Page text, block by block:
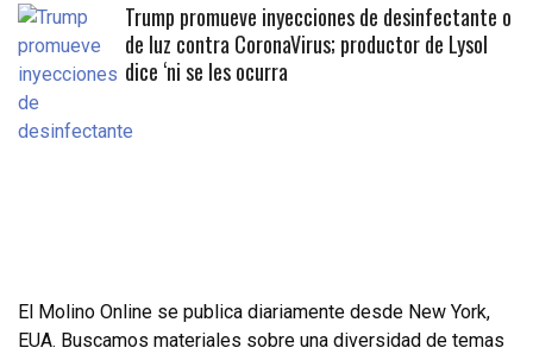
Trump promueve inyecciones de desinfectante o
de luz contra CoronaVirus; productor de Lysol
dice ‘ni se les ocurra
El Molino Online se publica diariamente desde New York,
EUA. Buscamos materiales sobre una diversidad de temas